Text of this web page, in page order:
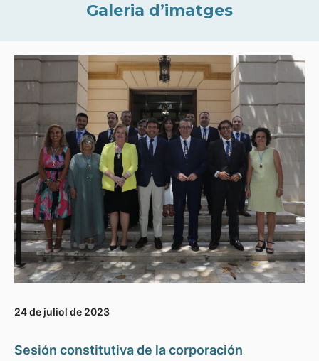
Galeria d’imatges
24 de juliol de 2023
Sesión constitutiva de la corporación